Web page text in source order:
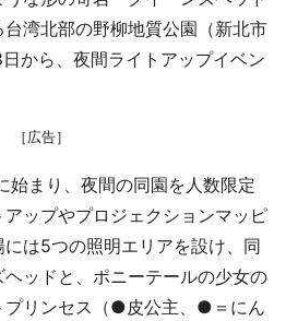
台湾北部の野柳地質公園（新北市
から、夜間ライトアップイベン
［広告］
まり、夜間の同園を人数限定
ップやプロジェクションマッピ
は5つの照明エリアを設け、同
ッドと、ポニーテールの少女の
プリンセス（●皮公主、●＝にん